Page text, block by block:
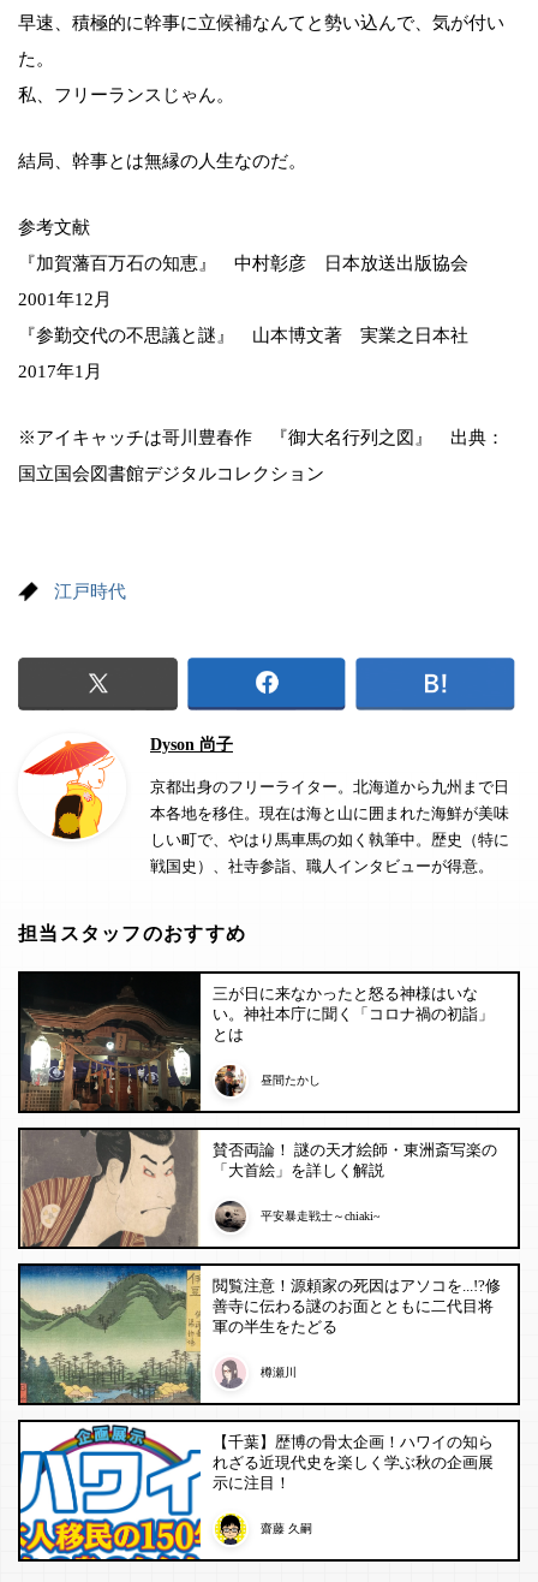
早速、積極的に幹事に立候補なんてと勢い込んで、気が付い
た。
私、フリーランスじゃん。
結局、幹事とは無縁の人生なのだ。
参考文献
『加賀藩百万石の知恵』 中村彰彦 日本放送出版協会
2001年12月
『参勤交代の不思議と謎』 山本博文著 実業之日本社
2017年1月
※アイキャッチは哥川豊春作 『御大名行列之図』 出典：
国立国会図書館デジタルコレクション
江戸時代
Dyson 尚子
京都出身のフリーライター。北海道から九州まで日
本各地を移住。現在は海と山に囲まれた海鮮が美味
しい町で、やはり馬車馬の如く執筆中。歴史（特に
戦国史）、社寺参詣、職人インタビューが得意。
担当スタッフのおすすめ
三が日に来なかったと怒る神様はいな
い。神社本庁に聞く「コロナ禍の初詣」
とは
昼間たかし
賛否両論！ 謎の天才絵師・東洲斎写楽の
「大首絵」を詳しく解説
平安暴走戦士～chiaki~
閲覧注意！源頼家の死因はアソコを...!?修
善寺に伝わる謎のお面とともに二代目将
軍の半生をたどる
樽瀬川
【千葉】歴博の骨太企画！ハワイの知ら
れざる近現代史を楽しく学ぶ秋の企画展
示に注目！
齋藤 久嗣